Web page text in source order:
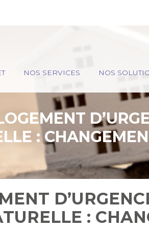
NOS SERVICES NOS
:
: